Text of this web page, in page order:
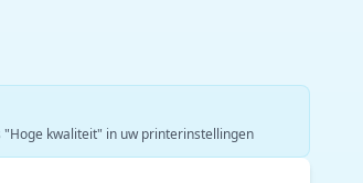
"Hoge kwaliteit" in uw printerinstellingen